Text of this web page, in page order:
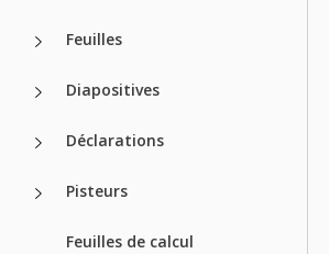
Feuilles
Diapositives
Déclarations
Pisteurs
Feuilles de calcul